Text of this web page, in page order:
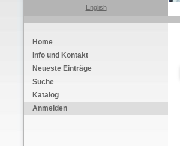
English
Home
Info und Kontakt
Neueste Einträge
Suche
Katalog
Anmelden